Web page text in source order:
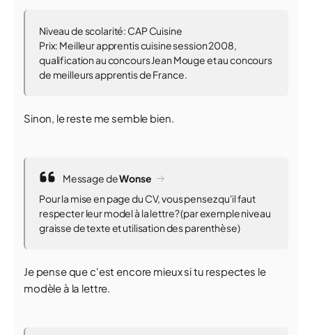
Niveau de scolarité: CAP Cuisine
Prix: Meilleur apprentis cuisine session 2008,
qualification au concours Jean Mouge et au concours
de meilleurs apprentis de France.
Sinon, le reste me semble bien.
Message deWonse
Pour la mise en page du CV, vous pensez qu'il faut
respecter leur model à la lettre? (par exemple niveau
graisse de texte et utilisation des parenthèse)
Je pense que c'est encore mieux si tu respectes le
modèle à la lettre.